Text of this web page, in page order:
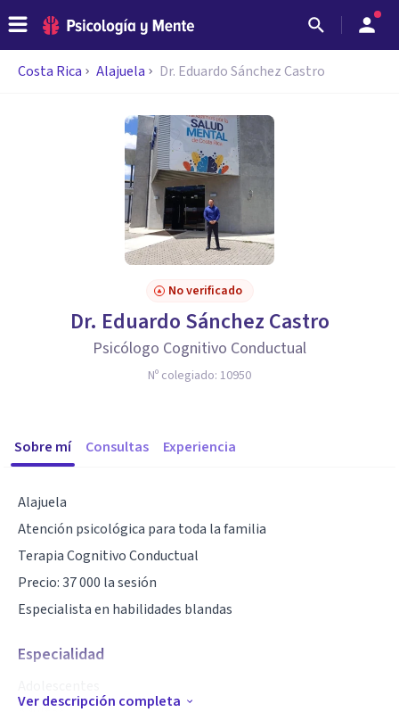
Costa Rica Alajuela Dr. Eduardo Sánchez Castro
No verificado
Dr. Eduardo Sánchez Castro
Psicólogo Cognitivo Conductual
Nº colegiado: 10950
Sobre mí Consultas Experiencia
Alajuela
Atención psicológica para toda la familia
Terapia Cognitivo Conductual
Precio: 37 000 la sesión
Especialista en habilidades blandas
Especialidad
Ver descripción completa